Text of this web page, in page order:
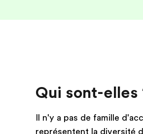
Qui sont-elles
Il n'y a pas de famille
représentent la diversité